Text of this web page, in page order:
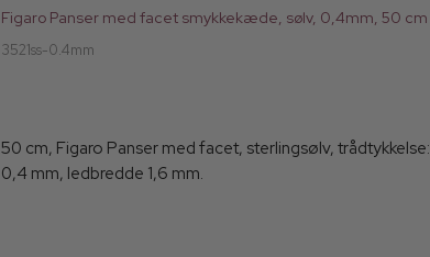
Figaro Panser med facet smykkekæde, sølv, 0,4mm, 50 cm
3521ss-0.4mm
50 cm, Figaro Panser med facet, sterlingsølv, trådtykkelse:
0,4 mm, ledbredde 1,6 mm.